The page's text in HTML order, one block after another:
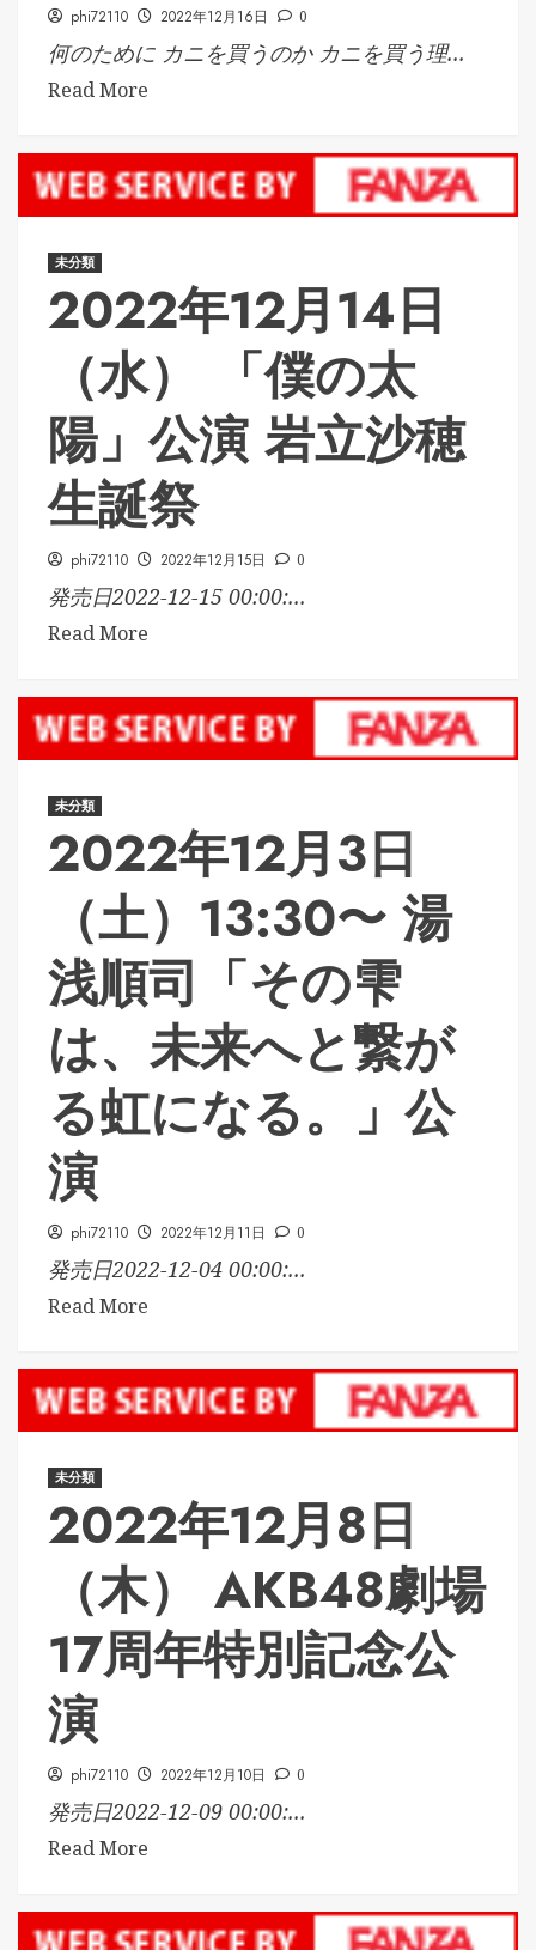
phi72110 2022年12月16日 0
何のために カニを買うのか カニを買う理...
Read More
未分類
2022年12月14日
（水） 「僕の太
陽」公演 岩立沙穂
生誕祭
phi72110 2022年12月15日 0
発売日2022-12-15 00:00:...
Read More
未分類
2022年12月3日
（土）13:30〜 湯
浅順司「その雫
は、未来へと繋が
る虹になる。」公
演
phi72110 2022年12月11日 0
発売日2022-12-04 00:00:...
Read More
未分類
2022年12月8日
（木） AKB48劇場
17周年特別記念公
演
phi72110 2022年12月10日 0
発売日2022-12-09 00:00:...
Read More